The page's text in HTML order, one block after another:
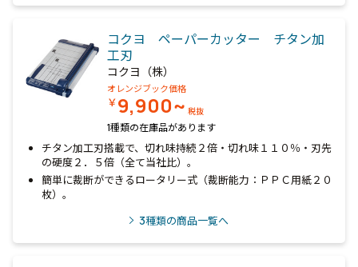
コクヨ ペーパーカッター チタン加
工刃
コクヨ（株）
オレンジブック価格
￥9,900~ 税抜
1種類の在庫品があります
チタン加工刃搭載で、切れ味持続２倍・切れ味１１０％・刃先
の硬度２．５倍（全て当社比）。
簡単に裁断ができるロータリー式（裁断能力：ＰＰＣ用紙２０
枚）。
3種類の商品一覧へ